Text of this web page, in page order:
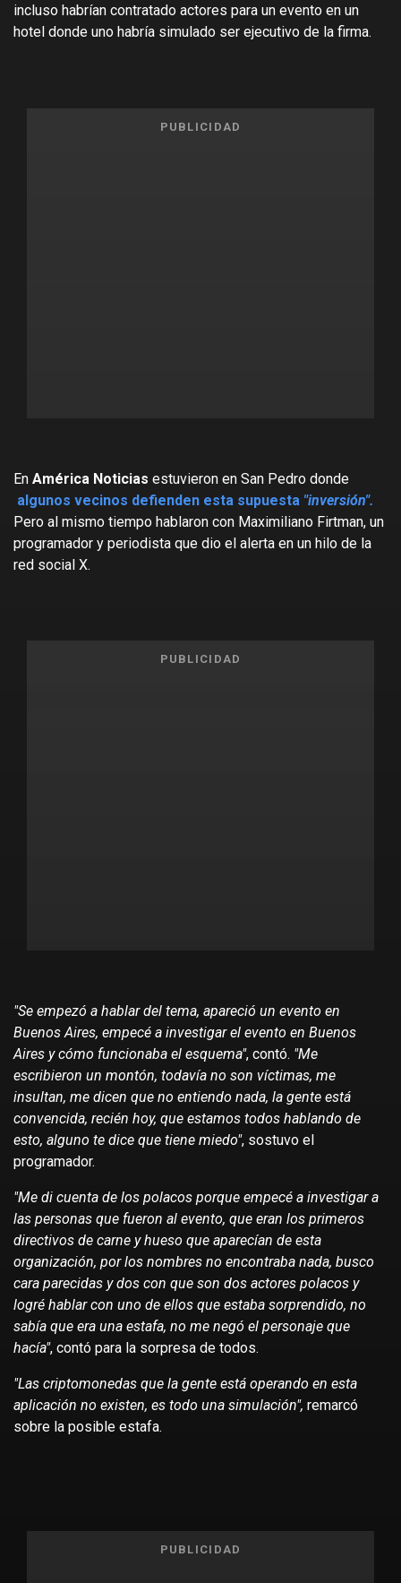
incluso habrían contratado actores para un evento en un
hotel donde uno habría simulado ser ejecutivo de la firma.
PUBLICIDAD
En América Noticias estuvieron en San Pedro donde
algunos vecinos defienden esta supuesta "inversión".
Pero al mismo tiempo hablaron con Maximiliano Firtman, un
programador y periodista que dio el alerta en un hilo de la
red social X.
PUBLICIDAD
"Se empezó a hablar del tema, apareció un evento en
Buenos Aires, empecé a investigar el evento en Buenos
Aires y cómo funcionaba el esquema", contó. "Me
escribieron un montón, todavía no son víctimas, me
insultan, me dicen que no entiendo nada, la gente está
convencida, recién hoy, que estamos todos hablando de
esto, alguno te dice que tiene miedo", sostuvo el
programador.
"Me di cuenta de los polacos porque empecé a investigar a
las personas que fueron al evento, que eran los primeros
directivos de carne y hueso que aparecían de esta
organización, por los nombres no encontraba nada, busco
cara parecidas y dos con que son dos actores polacos y
logré hablar con uno de ellos que estaba sorprendido, no
sabía que era una estafa, no me negó el personaje que
hacía", contó para la sorpresa de todos.
"Las criptomonedas que la gente está operando en esta
aplicación no existen, es todo una simulación", remarcó
sobre la posible estafa.
PUBLICIDAD